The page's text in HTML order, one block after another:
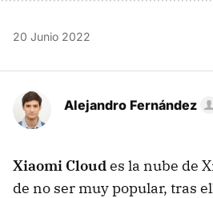
20 Junio 2022
Alejandro Fernández
Xiaomi Cloudes la nube de
de no ser muy popular, tras